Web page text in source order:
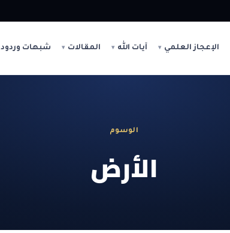
الإعجاز العلمي آيات الله المقالات شبهات وردود
الوسوم
الأرض